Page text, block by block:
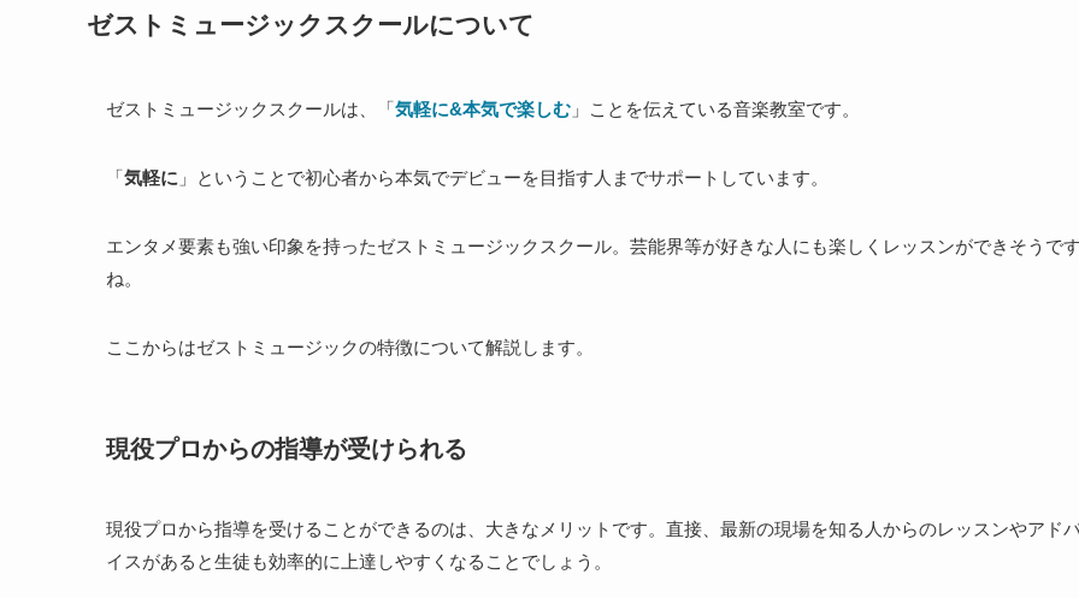
ゼストミュージックスクールについて
ゼストミュージックスクールは、「気軽に&本気で楽しむ 」ことを伝えている音楽教室です。
「気軽に 」ということで初心者から本気でデビューを目指す人までサポートしています。
エンタメ要素も強い印象を持ったゼストミュージックスクール。芸能界等が好きな人にも楽しくレッスンができそうで
ね。
ここからはゼストミュージックの特徴について解説します。
現役プロからの指導が受けられる
現役プロから指導を受けることができるのは、大きなメリットです。直接、最新の現場を知る人からのレッスンやアド
イスがあると生徒も効率的に上達しやすくなることでしょう。